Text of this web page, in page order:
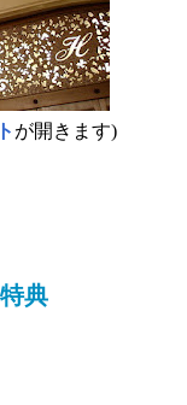
が開きます)
典